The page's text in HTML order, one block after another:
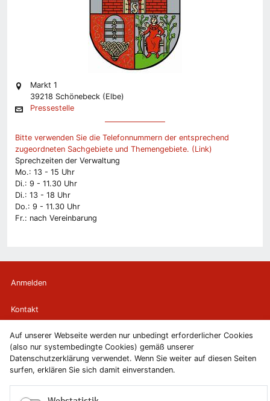
Auf unserer Webseite werden nur unbedingt erforderlicher Cookies
(also nur systembedingte Cookies) gemäß unserer
Datenschutzerklärung verwendet. Wenn Sie weiter auf diesen Seiten
surfen, erklären Sie sich damit einverstanden.
Markt 1
39218 Schönebeck (Elbe)
Pressestelle
Bitte verwenden Sie die Telefonnummern der entsprechend
zugeordneten Sachgebiete und Themengebiete. (Link)
Sprechzeiten der Verwaltung
Mo.: 13 - 15 Uhr
Di.: 9 - 11.30 Uhr
Di.: 13 - 18 Uhr
Do.: 9 - 11.30 Uhr
Fr.: nach Vereinbarung
Anmelden
Kontakt
Newsletter
Newsletterabmeldung